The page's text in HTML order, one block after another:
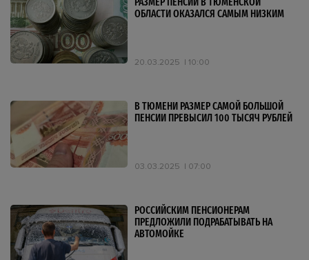
ОБЛАСТИ ОКАЗАЛСЯ САМЫМ НИЗКИМ
20.03.2025 10:00
В ТЮМЕНИ РАЗМЕР САМОЙ БОЛЬШОЙ
ПЕНСИИ ПРЕВЫСИЛ 100 ТЫСЯЧ РУБЛЕЙ
03.03.2025 07:00
РОССИЙСКИМ ПЕНСИОНЕРАМ
ПРЕДЛОЖИЛИ ПОДРАБАТЫВАТЬ НА
АВТОМОЙКЕ